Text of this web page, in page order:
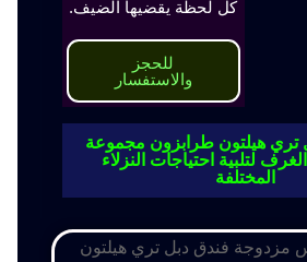
كل لحظة يقضيها الضيف.
للحجز
والاستفسار
تري هيلتون طرابزون مجموعة
لتلبية احتياجات النزلاء
المختلفة